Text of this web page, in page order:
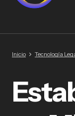
Inicio Tecnología